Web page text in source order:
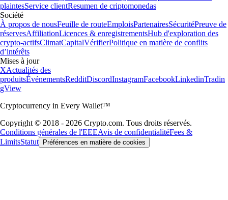
plaintesService clientResumen de criptomonedas
Société
À propos de nousFeuille de routeEmploisPartenairesSécuritéPreuve de
réservesAffiliationLicences & enregistrementsHub d'exploration des
crypto-actifsClimatCapitalVérifierPolitique en matière de conflits
d’intérêts
Mises à jour
XActualités des
produitsÉvénementsRedditDiscordInstagramFacebookLinkedinTradin
gView
Cryptocurrency in Every Wallet™
Copyright © 2018 - 2026 Crypto.com. Tous droits réservés.
Conditions générales de l'EEEAvis de confidentialitéFees &
LimitsStatut Préférences en matière de cookies